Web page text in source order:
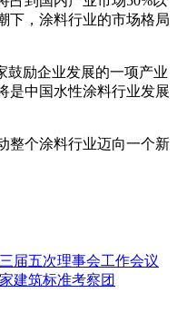
下，涂料行业的市场格局
鼓励企业发展的一项产业
是中国水性涂料行业发展
整个涂料行业迈向一个新
届五次理事会工作会议
建筑标准考察团